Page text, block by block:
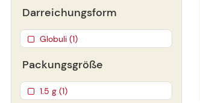
Darreichungsform
Globuli (1)
Packungsgröße
1.5 g (1)